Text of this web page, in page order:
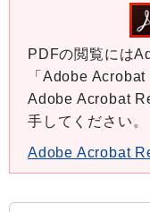
PDFの閲覧には
「Adobe
Adobe Acrobat
手してください。
Adobe Acrobat